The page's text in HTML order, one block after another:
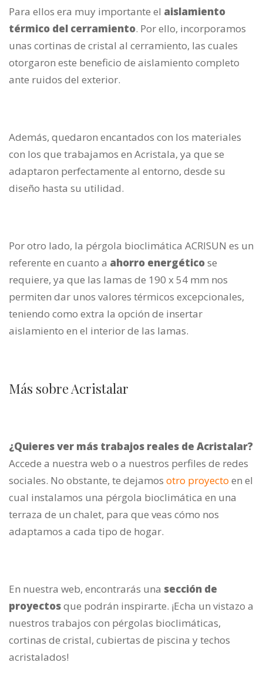
Para ellos era muy importante el aislamiento
térmico del cerramiento. Por ello, incorporamos
unas cortinas de cristal al cerramiento, las cuales
otorgaron este beneficio de aislamiento completo
ante ruidos del exterior.
Además, quedaron encantados con los materiales
con los que trabajamos en Acristala, ya que se
adaptaron perfectamente al entorno, desde su
diseño hasta su utilidad.
Por otro lado, la pérgola bioclimática ACRISUN es un
referente en cuanto a ahorro energéticose
requiere, ya que las lamas de 190 x 54 mm nos
permiten dar unos valores térmicos excepcionales,
teniendo como extra la opción de insertar
aislamiento en el interior de las lamas.
Más sobre Acristalar
¿Quieres ver más trabajos reales de Acristalar?
Accede a nuestra web o a nuestros perfiles de redes
sociales. No obstante, te dejamos otro proyecto en el
cual instalamos una pérgola bioclimática en una
terraza de un chalet, para que veas cómo nos
adaptamos a cada tipo de hogar.
En nuestra web, encontrarás una sección de
proyectosque podrán inspirarte. ¡Echa un vistazo a
nuestros trabajos con pérgolas bioclimáticas,
cortinas de cristal, cubiertas de piscina y techos
acristalados!